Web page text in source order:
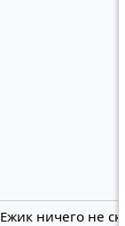
Ежик ничего не